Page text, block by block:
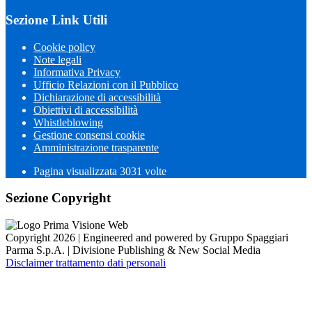
Sezione Link Utili
Cookie policy
Note legali
Informativa Privacy
Ufficio Relazioni con il Pubblico
Dichiarazione di accessibilità
Obiettivi di accessibilità
Whistleblowing
Gestione consensi cookie
Amministrazione trasparente
Pagina visualizzata 3031 volte
Sezione Copyright
Copyright 2026 | Engineered and powered by Gruppo Spaggiari
Parma S.p.A. | Divisione Publishing & New Social Media
Disclaimer trattamento dati personali